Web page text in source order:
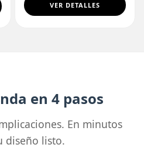
VER DETALLES
en 4 pasos
En minutos
diseño listo.